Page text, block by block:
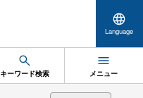
Language
キーワード検索 メニュー